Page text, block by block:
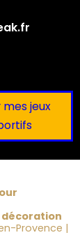
mes jeux
Provence |